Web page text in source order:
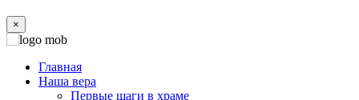
×
Главная
Наша вера
Первые шаги в храме